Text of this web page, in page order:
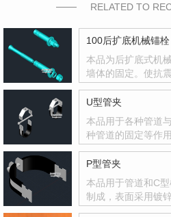
RELATED TO
100后扩底机械锚栓
本品为后扩底式机
墙体的固定。使抗
U型管夹
本品用于各种管道
种管道的固定等作
用橡胶材质增加管
P型管夹
本品用于管道和C
制成，表面采用镀